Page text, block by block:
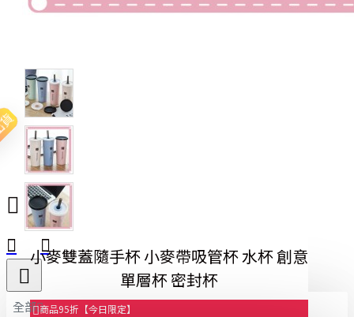
全部
小麥雙蓋隨手杯 小麥帶吸管杯 水杯 創意
單層杯 密封杯
商品95折【今日限定】